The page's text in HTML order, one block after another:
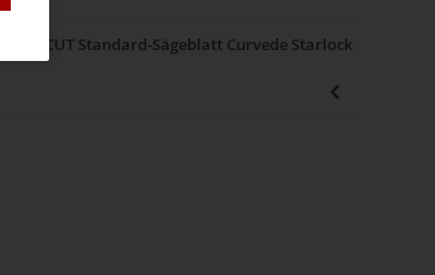
E-CUT Standard-Sägeblatt Curvede Starlock